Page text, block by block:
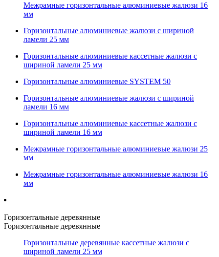
Межрамные горизонтальные алюминиевые жалюзи 16
мм
Горизонтальные алюминиевые жалюзи с шириной
ламели 25 мм
Горизонтальные алюминиевые кассетные жалюзи с
шириной ламели 25 мм
Горизонтальные алюминиевые SYSTEM 50
Горизонтальные алюминиевые жалюзи с шириной
ламели 16 мм
Горизонтальные алюминиевые кассетные жалюзи с
шириной ламели 16 мм
Межрамные горизонтальные алюминиевые жалюзи 25
мм
Межрамные горизонтальные алюминиевые жалюзи 16
мм
Горизонтальные деревянные
Горизонтальные деревянные
Горизонтальные деревянные кассетные жалюзи с
шириной ламели 25 мм